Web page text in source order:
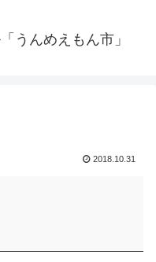
うんめえもん市」
2018.10.31